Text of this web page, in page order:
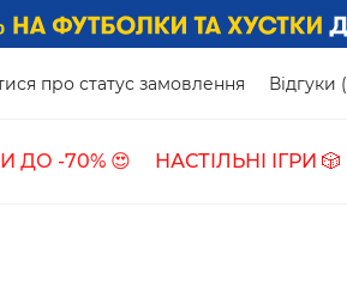
про статус замовлення Відгуки (
ДО -70% 😍 НАСТІЛЬНІ ІГРИ 🎲